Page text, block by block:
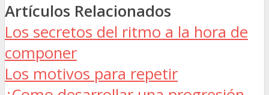
Artículos Relacionados
Los secretos del ritmo a la hora de
componer
Los motivos para repetir